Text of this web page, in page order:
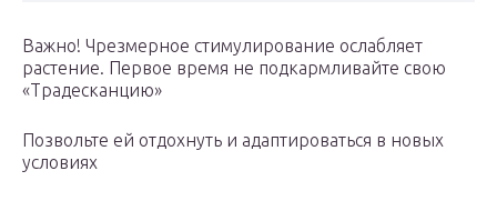
Важно! Чрезмерное стимулирование ослабляет
растение. Первое время не подкармливайте свою
«Традесканцию»
Позвольте ей отдохнуть и адаптироваться в новых
условиях